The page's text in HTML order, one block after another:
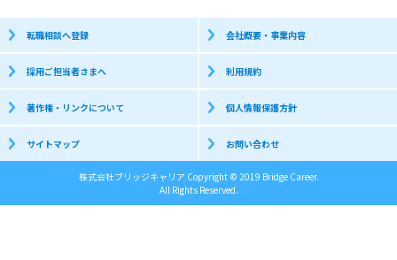
転職相談へ登録 会社概要・事業内容
採用ご担当者さまへ 利用規約
著作権・リンクについて 個人情報保護方針
サイトマップ お問い合わせ
株式会社ブリッジキャリア Copyright © 2019 Bridge Career.
All Rights Reserved.